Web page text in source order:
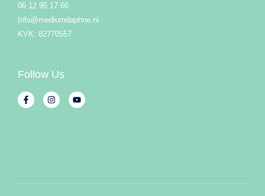
06 12 95 17 66
Info@mediumdaphne.nl
KVK: 82770557
Follow Us